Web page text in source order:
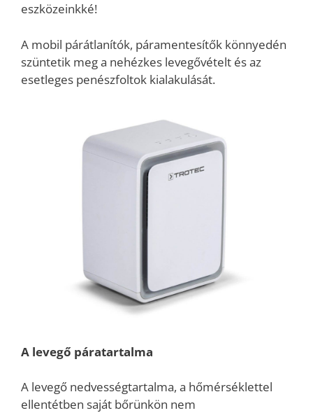
eszközeinkké!
A mobil párátlanítók, páramentesítők könnyedén
szüntetik meg a nehézkes levegővételt és az
esetleges penészfoltok kialakulását.
A levegő páratartalma
A levegő nedvességtartalma, a hőmérséklettel
ellentétben saját bőrünkön nem